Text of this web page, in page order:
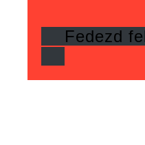
Fedezd